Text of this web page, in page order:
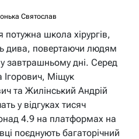
Святослав
школа хірургів,
дива, повертаючи людям
у завтрашньому дні. Серед
Ігорович, Міщук
та Жилінський Андрій
у відгуках тисяч
4.9 на платформах на
поєднують багаторічний